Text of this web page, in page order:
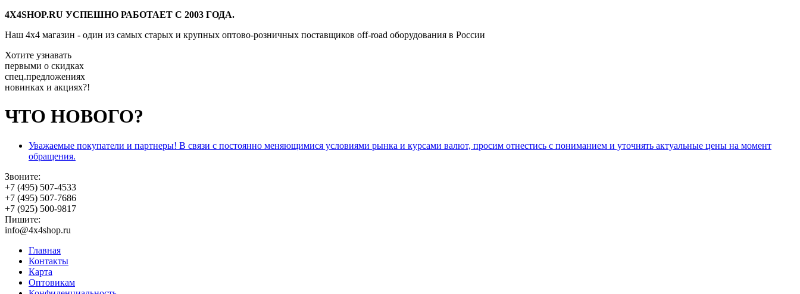
26
31
4X4SHOP.RU УСПЕШНО РАБОТАЕТ С 2003 ГОДА.
Наш 4x4 магазин - один из самых старых и крупных оптово-розничных поставщиков off-road оборудования в России
Хотите узнавать
первыми о скидках
спец.предложениях
новинках и акциях?!
ЧТО НОВОГО?
Уважаемые покупатели и партнеры! В связи с постоянно меняющимися условиями рынка и курсами валют, просим отнестись с пониманием и уточнять актуальные цены на момент
обращения.
Звоните:
+7 (495) 507-4533
+7 (495) 507-7686
+7 (925) 500-9817
Пишите:
info@4x4shop.ru
Главная
Контакты
Карта
Оптовикам